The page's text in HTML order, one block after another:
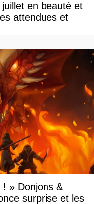
en beauté et
attendues et
! » Donjons &
surprise et les